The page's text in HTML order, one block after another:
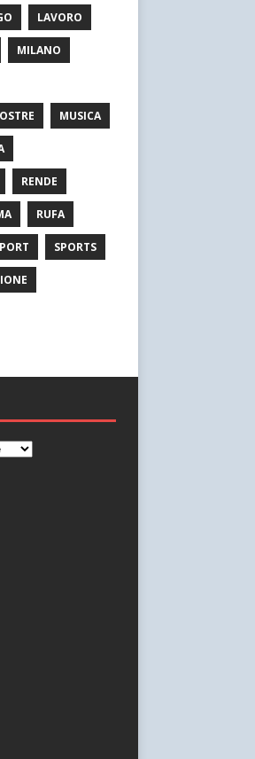
LAVORO
MILANO
MUSICA
RENDE
RUFA
SPORTS